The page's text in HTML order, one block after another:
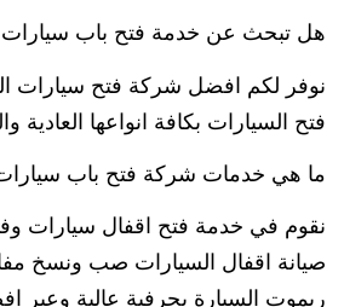
هل تبحث عن خدمة فتح باب سيارات
نوفر لكم افضل شركة فتح سيارات
فتح السيارات بكافة انواعها العادية
ما هي خدمات شركة فتح باب سيارات
نقوم في خدمة فتح اقفال سيارات
صيانة اقفال السيارات صب ونسخ
ريموت السيارة بحرفية عالية وعبر